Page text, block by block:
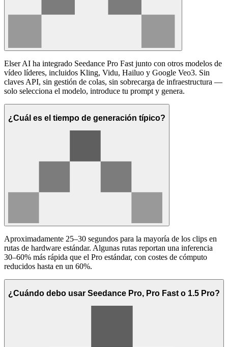
Elser AI ha integrado Seedance Pro Fast junto con otros modelos de
vídeo líderes, incluidos Kling, Vidu, Hailuo y Google Veo3. Sin
claves API, sin gestión de colas, sin sobrecarga de infraestructura —
solo selecciona el modelo, introduce tu prompt y genera.
¿Cuál es el tiempo de generación típico?
Aproximadamente 25–30 segundos para la mayoría de los clips en
rutas de hardware estándar. Algunas rutas reportan una inferencia
30–60% más rápida que el Pro estándar, con costes de cómputo
reducidos hasta en un 60%.
¿Cuándo debo usar Seedance Pro, Pro Fast o 1.5 Pro?